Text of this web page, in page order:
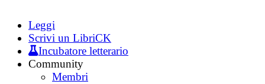
Leggi
Scrivi un LibriCK
Incubatore letterario
Community
Membri